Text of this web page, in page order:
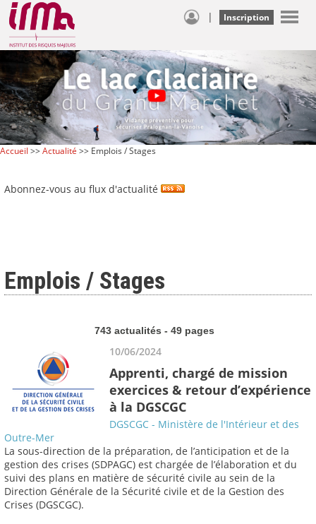
| Inscription
Accueil >>Actualité >> Emplois / Stages
Abonnez-vous au flux d'actualité
Emplois / Stages
743 actualités - 49 pages
10/06/2024
Apprenti, chargé de mission
exercices & retour d’expérience
à la DGSCGC
DGSCGC - Ministère de l'Intérieur et des
Outre-Mer
La sous-direction de la préparation, de l’anticipation et de la
gestion des crises (SDPAGC) est chargée de l’élaboration et du
suivi des plans en matière de sécurité civile au sein de la
Direction Générale de la Sécurité civile et de la Gestion des
Crises (DGSCGC).